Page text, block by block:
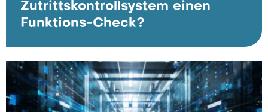
Zutrittskontrollsystem einen
Funktions-Check?